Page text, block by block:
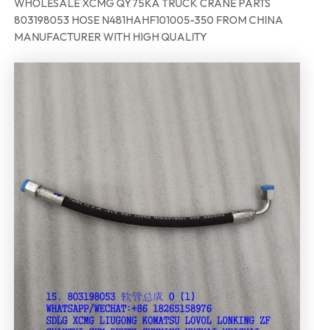
WHOLESALE XCMG QY75KA TRUCK CRANE PARTS
803198053 HOSE N481HAHF101005-350 FROM CHINA
MANUFACTURER WITH HIGH QUALITY